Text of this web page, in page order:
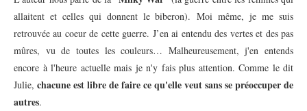
allaitent et celles qui donnent le biberon). Moi même, je me suis
retrouvée au coeur de cette guerre. J’en ai entendu des vertes et des pas
mûres, vu de toutes les couleurs… Malheureusement, j'en entends
encore à l'heure actuelle mais je n'y fais plus attention. Comme le dit
Julie, chacune est libre de faire ce qu'elle veut sans se préoccuper de
autres.